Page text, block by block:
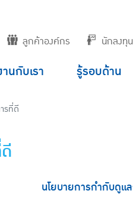
ลูกค้าองค์กร นักลงทุ
นกับเรา รู้รอบด้าน
รที่ดี
นโยบายการกำกับดูแ